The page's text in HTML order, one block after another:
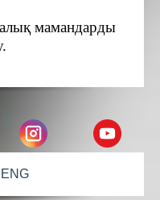
мамандарды
ENG